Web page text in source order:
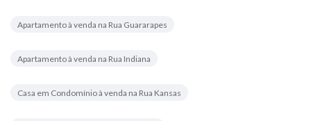
Apartamento à venda na Rua Guararapes
Apartamento à venda na Rua Indiana
Casa em Condomínio à venda na Rua Kansas